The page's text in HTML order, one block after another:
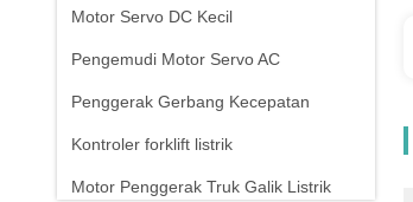
Motor Servo DC Kecil
Pengemudi Motor Servo AC
Penggerak Gerbang Kecepatan
Kontroler forklift listrik
Motor Penggerak Truk Galik Listrik